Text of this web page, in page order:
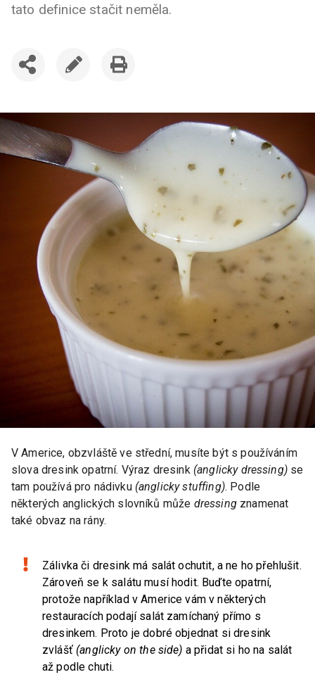
tato definice stačit neměla.
V Americe, obzvláště ve střední, musíte být s používáním
slova dresink opatrní. Výraz dresink (anglicky dressing)se
tam používá pro nádivku (anglicky stuffing). Podle
některých anglických slovníků může dressingznamenat
také obvaz na rány.
Zálivka či dresink má salát ochutit, a ne ho přehlušit.
Zároveň se k salátu musí hodit. Buďte opatrní,
protože například v Americe vám v některých
restauracích podají salát zamíchaný přímo s
dresinkem. Proto je dobré objednat si dresink
zvlášť (anglicky on the side) a přidat si ho na salát
až podle chuti.